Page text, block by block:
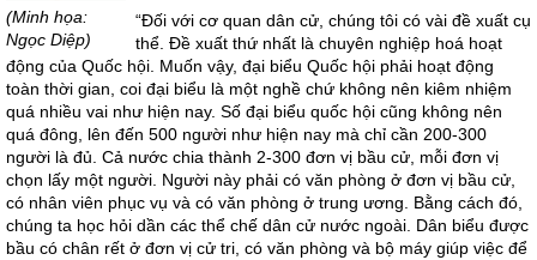
(Minh họa:
Ngọc Diệp)
“Đối với cơ quan dân cử, chúng tôi có vài đề xuất cụ
thể. Đề xuất thứ nhất là chuyên nghiệp hoá hoạt
động của Quốc hội. Muốn vậy, đại biểu Quốc hội phải hoạt động
toàn thời gian, coi đại biểu là một nghề chứ không nên kiêm nhiệm
quá nhiều vai như hiện nay. Số đại biểu quốc hội cũng không nên
quá đông, lên đến 500 người như hiện nay mà chỉ cần 200-300
người là đủ. Cả nước chia thành 2-300 đơn vị bầu cử, mỗi đơn vị
chọn lấy một người. Người này phải có văn phòng ở đơn vị bầu cử,
có nhân viên phục vụ và có văn phòng ở trung ương. Bằng cách đó,
chúng ta học hỏi dần các thể chế dân cử nước ngoài. Dân biểu được
bầu có chân rết ở đơn vị cử tri, có văn phòng và bộ máy giúp việc để